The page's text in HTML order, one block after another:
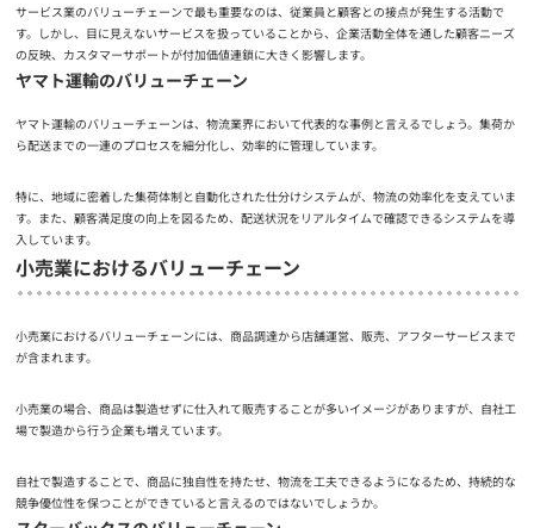
サービス業のバリューチェーンで最も重要なのは、従業員と顧客との接点が発生する活動で
す。しかし、目に見えないサービスを扱っていることから、企業活動全体を通した顧客ニーズ
の反映、カスタマーサポートが付加価値連鎖に大きく影響します。
ヤマト運輸のバリューチェーン
ヤマト運輸のバリューチェーンは、物流業界において代表的な事例と言えるでしょう。集荷か
ら配送までの一連のプロセスを細分化し、効率的に管理しています。
特に、地域に密着した集荷体制と自動化された仕分けシステムが、物流の効率化を支えていま
す。また、顧客満足度の向上を図るため、配送状況をリアルタイムで確認できるシステムを導
入しています。
小売業におけるバリューチェーン
小売業におけるバリューチェーンには、商品調達から店舗運営、販売、アフターサービスまで
が含まれます。
小売業の場合、商品は製造せずに仕入れて販売することが多いイメージがありますが、自社工
場で製造から行う企業も増えています。
自社で製造することで、商品に独自性を持たせ、物流を工夫できるようになるため、持続的な
競争優位性を保つことができていると言えるのではないでしょうか。